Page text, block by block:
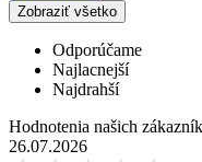
Zobraziť všetko
Odporúčame
Najlacnejší
Najdrahší
Hodnotenia našich
26.07.2026